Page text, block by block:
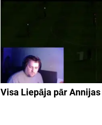
Visa Liepāja pār